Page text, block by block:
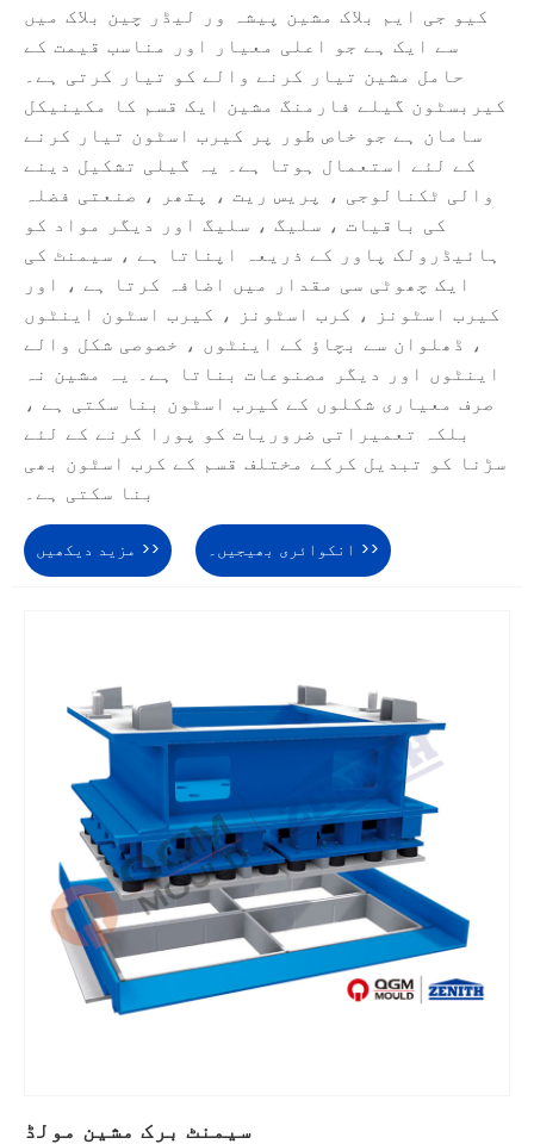
کیو جی ایم بلاک مشین پیشہ ور لیڈر چین بلاک میں
سے ایک ہے جو اعلی معیار اور مناسب قیمت کے
حامل مشین تیار کرنے والے کو تیار کرتی ہے۔
کیربسٹون گیلے فارمنگ مشین ایک قسم کا مکینیکل
سامان ہے جو خاص طور پر کیرب اسٹون تیار کرنے
کے لئے استعمال ہوتا ہے۔ یہ گیلی تشکیل دینے
والی ٹکنالوجی ، پریس ریت ، پتھر ، صنعتی فضلہ
کی باقیات ، سلیگ ، سلیگ اور دیگر مواد کو
ہائیڈرولک پاور کے ذریعہ اپناتا ہے ، سیمنٹ کی
ایک چھوٹی سی مقدار میں اضافہ کرتا ہے ، اور
کیرب اسٹونز ، کرب اسٹونز ، کیرب اسٹون اینٹوں
، ڈھلوان سے بچاؤ کے اینٹوں ، خصوصی شکل والے
اینٹوں اور دیگر مصنوعات بناتا ہے۔ یہ مشین نہ
صرف معیاری شکلوں کے کیرب اسٹون بنا سکتی ہے ،
بلکہ تعمیراتی ضروریات کو پورا کرنے کے لئے
سڑنا کو تبدیل کرکے مختلف قسم کے کرب اسٹون بھی
بنا سکتی ہے۔
مزید دیکھیں >> انکوائری بھیجیں۔ >>
سیمنٹ برک مشین مولڈ